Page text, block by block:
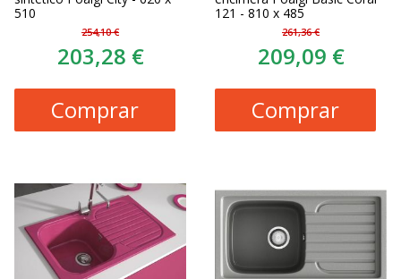
510
254,10 €
203,28 €
Comprar
121 - 810 x 485
261,36 €
209,09 €
Comprar